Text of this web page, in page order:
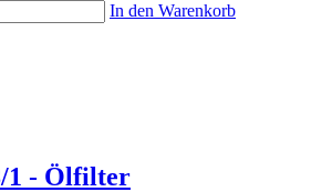
In den Warenkorb
1 - Ölfilter